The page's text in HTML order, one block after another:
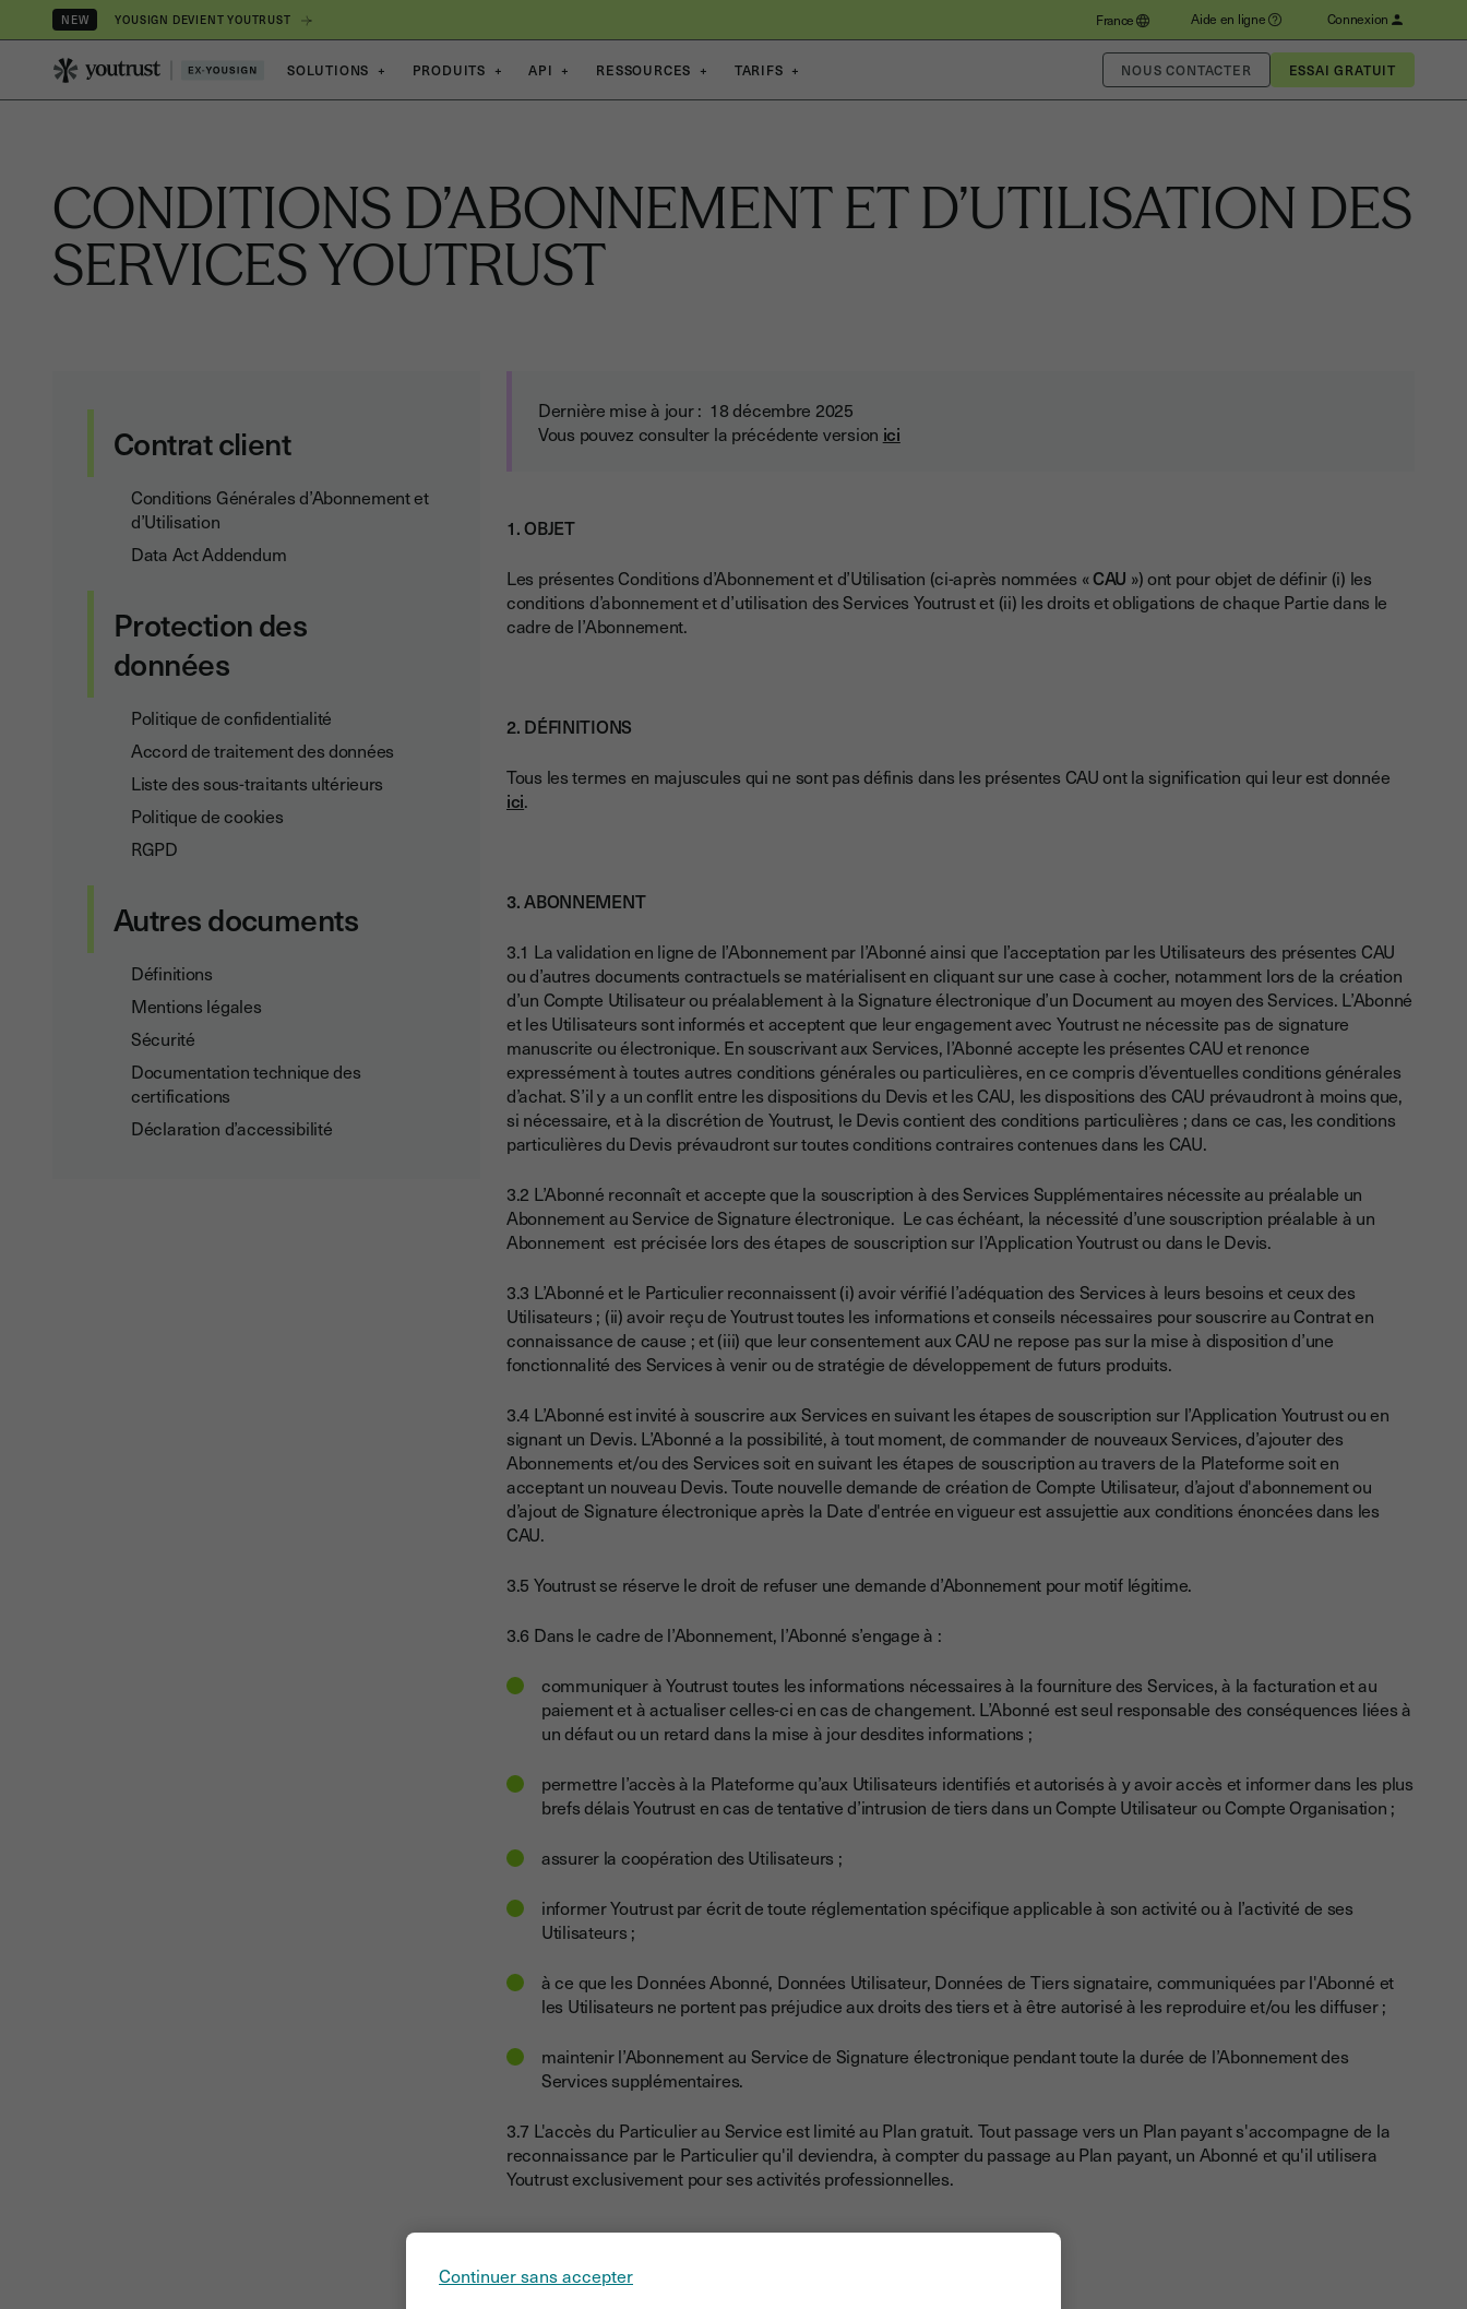
NEW YOUSIGN DEVIENT YOUTRUST France Aide en ligne Connexion
SOLUTIONS + PRODUITS + API + RESSOURCES + TARIFS + NOUS CONTACTER
CONDITIONS D’ABONNEMENT ET D’UTILISATION DES
SERVICES YOUTRUST
Contrat client
Conditions Générales d’Abonnement et
d’Utilisation
Data Act Addendum
Protection des
données
Politique de confidentialité
Accord de traitement des données
Liste des sous-traitants ultérieurs
Politique de cookies
RGPD
Autres documents
Définitions
Mentions légales
Sécurité
Documentation technique des
certifications
Déclaration d’accessibilité
Dernière mise à jour : 18 décembre 2025
Vous pouvez consulter la précédente version ici
1. OBJET
Les présentes Conditions d’Abonnement et d’Utilisation (ci-après nommées «CAU ») ont pour objet de définir (i) les
conditions d’abonnement et d’utilisation des Services Youtrust et (ii) les droits et obligations de chaque Partie dans le
cadre de l’Abonnement.
2. DÉFINITIONS
Tous les termes en majuscules qui ne sont pas définis dans les présentes CAU ont la signification qui leur est donnée
ici.
3. ABONNEMENT
3.1 La validation en ligne de l’Abonnement par l’Abonné ainsi que l’acceptation par les Utilisateurs des présentes CAU
ou d’autres documents contractuels se matérialisent en cliquant sur une case à cocher, notamment lors de la création
d’un Compte Utilisateur ou préalablement à la Signature électronique d’un Document au moyen des Services. L’Abonné
et les Utilisateurs sont informés et acceptent que leur engagement avec Youtrust ne nécessite pas de signature
manuscrite ou électronique. En souscrivant aux Services, l’Abonné accepte les présentes CAU et renonce
expressément à toutes autres conditions générales ou particulières, en ce compris d’éventuelles conditions générales
d’achat. S’il y a un conflit entre les dispositions du Devis et les CAU, les dispositions des CAU prévaudront à moins que,
si nécessaire, et à la discrétion de Youtrust, le Devis contient des conditions particulières ; dans ce cas, les conditions
particulières du Devis prévaudront sur toutes conditions contraires contenues dans les CAU.
3.2 L’Abonné reconnaît et accepte que la souscription à des Services Supplémentaires nécessite au préalable un
Abonnement au Service de Signature électronique. Le cas échéant, la nécessité d’une souscription préalable à un
Abonnement est précisée lors des étapes de souscription sur l’Application Youtrust ou dans le Devis.
3.3 L’Abonné et le Particulier reconnaissent (i) avoir vérifié l’adéquation des Services à leurs besoins et ceux des
Utilisateurs ; (ii) avoir reçu de Youtrust toutes les informations et conseils nécessaires pour souscrire au Contrat en
connaissance de cause ; et (iii) que leur consentement aux CAU ne repose pas sur la mise à disposition d’une
fonctionnalité des Services à venir ou de stratégie de développement de futurs produits.
3.4 L’Abonné est invité à souscrire aux Services en suivant les étapes de souscription sur l’Application Youtrust ou en
signant un Devis. L’Abonné a la possibilité, à tout moment, de commander de nouveaux Services, d’ajouter des
Abonnements et/ou des Services soit en suivant les étapes de souscription au travers de la Plateforme soit en
acceptant un nouveau Devis. Toute nouvelle demande de création de Compte Utilisateur, d’ajout d'abonnement ou
d’ajout de Signature électronique après la Date d'entrée en vigueur est assujettie aux conditions énoncées dans les
CAU.
3.5 Youtrust se réserve le droit de refuser une demande d’Abonnement pour motif légitime.
3.6 Dans le cadre de l’Abonnement, l’Abonné s’engage à :
communiquer à Youtrust toutes les informations nécessaires à la fourniture des Services, à la facturation et au
paiement et à actualiser celles-ci en cas de changement. L’Abonné est seul responsable des conséquences liées à
un défaut ou un retard dans la mise à jour desdites informations ;
permettre l’accès à la Plateforme qu’aux Utilisateurs identifiés et autorisés à y avoir accès et informer dans les plus
brefs délais Youtrust en cas de tentative d’intrusion de tiers dans un Compte Utilisateur ou Compte Organisation ;
assurer la coopération des Utilisateurs ;
informer Youtrust par écrit de toute réglementation spécifique applicable à son activité ou à l’activité de ses
Utilisateurs ;
à ce que les Données Abonné, Données Utilisateur, Données de Tiers signataire, communiquées par l'Abonné et
les Utilisateurs ne portent pas préjudice aux droits des tiers et à être autorisé à les reproduire et/ou les diffuser ;
maintenir l’Abonnement au Service de Signature électronique pendant toute la durée de l’Abonnement des
Services supplémentaires.
3.7 L'accès du Particulier au Service est limité au Plan gratuit. Tout passage vers un Plan payant s'accompagne de la
reconnaissance par le Particulier qu'il deviendra, à compter du passage au Plan payant, un Abonné et qu'il utilisera
Youtrust exclusivement pour ses activités professionnelles.
4. COMPTES UTILISATEURS
Continuer sans accepter